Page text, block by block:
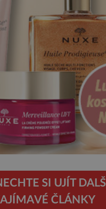
SI UJÍT DALŠÍ
ČLÁNKY